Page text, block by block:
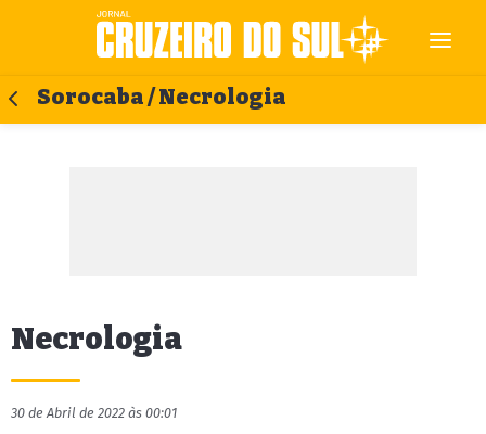
Sorocaba / Necrologia
Necrologia
30 de Abril de 2022 às 00:01